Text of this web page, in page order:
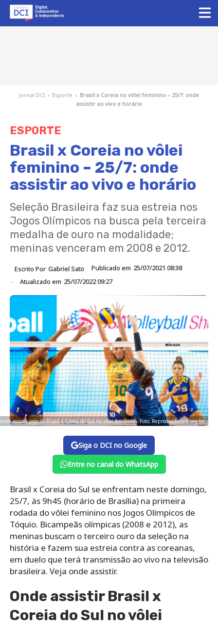
Jornal DCI › Esporte › Brasil x Coreia no vôlei feminino – 25/7: onde
assistir ao vivo e horário
ESPORTE
Brasil x Coreia no vôlei
feminino – 25/7: onde
assistir ao vivo e horário
Seleção Brasileira faz sua estreia nos
Jogos Olímpicos na busca pela terceira
medalha de ouro na modalidade;
meninas venceram em 2008 e 2012.
Escrito Por Gabriel Sato Publicado em 25/07/2021 08:38
Atualizado em 25/07/2022 09:27
assistir jogo do Brasil x Coreia do Sul no vôlei feminino - Foto: Reprodução/cob.org.br
Siga o DCI no Google
Entre no canal do WhatsApp
Brasil x Coreia do Sul se enfrentam neste domingo,
25/7, às 9h45 (horário de Brasília) na primeira
rodada do vôlei feminino nos Jogos Olímpicos de
Tóquio. Bicampeãs olímpicas (2008 e 2012), as
meninas buscam o terceiro ouro da seleção na
história e fazem sua estreia contra as coreanas,
em duelo que terá transmissão ao vivo na televisão
brasileira. Veja onde assistir.
Onde assistir Brasil x
Coreia do Sul no vôlei